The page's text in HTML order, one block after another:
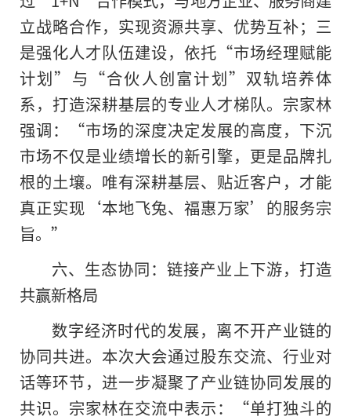
立战略合作，实现资源共享、优势互补；三
是强化人才队伍建设，依托“市场经理赋能
计划”与“合伙人创富计划”双轨培养体
系，打造深耕基层的专业人才梯队。宗家林
强调：“市场的深度决定发展的高度，下沉
市场不仅是业绩增长的新引擎，更是品牌扎
根的土壤。唯有深耕基层、贴近客户，才能
真正实现‘本地飞兔、福惠万家’的服务宗
旨。”
六、生态协同：链接产业上下游，打造
共赢新格局
数字经济时代的发展，离不开产业链的
协同共进。本次大会通过股东交流、行业对
话等环节，进一步凝聚了产业链协同发展的
共识。宗家林在交流中表示：“单打独斗的